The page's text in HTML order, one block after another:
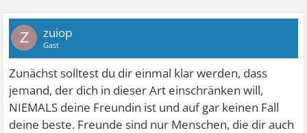
Z zuiop
Gast
Zunächst solltest du dir einmal klar werden, dass
jemand, der dich in dieser Art einschränken will,
NIEMALS deine Freundin ist und auf gar keinen Fall
deine beste. Freunde sind nur Menschen, die dir auch